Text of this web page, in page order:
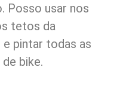
Posso usar nos
tetos da
pintar todas as
bike.